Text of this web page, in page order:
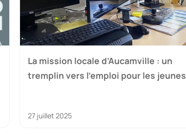
La mission locale d’Aucamville : un
tremplin vers l’emploi pour les jeunes
27 juillet 2025